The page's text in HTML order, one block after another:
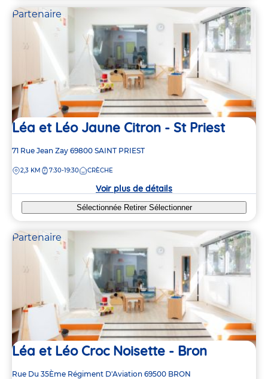
Partenaire
Léa et Léo Jaune Citron - St Priest
Adresse
la
71 Rue Jean Zay 69800 SAINT PRIEST
DISTANCE
2,3 KM 7:30-19:30 CRÈCHE
Voir plus de détails
Sélectionnée Retirer Sélectionner
Partenaire
Léa et Léo Croc Noisette - Bron
Adresse
Rue Du 35Ème Régiment D'Aviation 69500 BRON